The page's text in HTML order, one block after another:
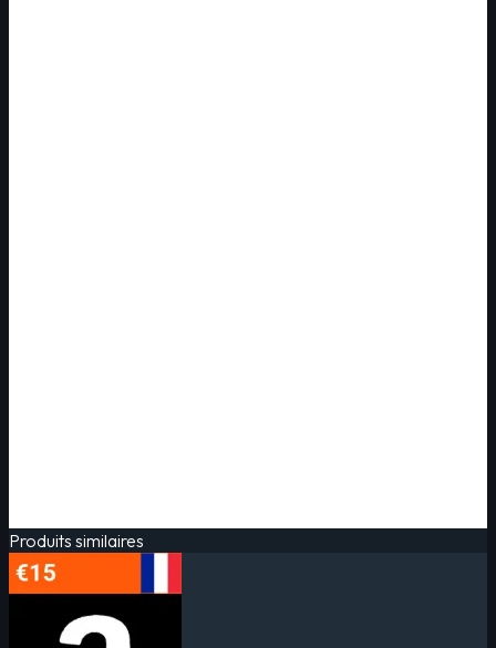
Produits similaires